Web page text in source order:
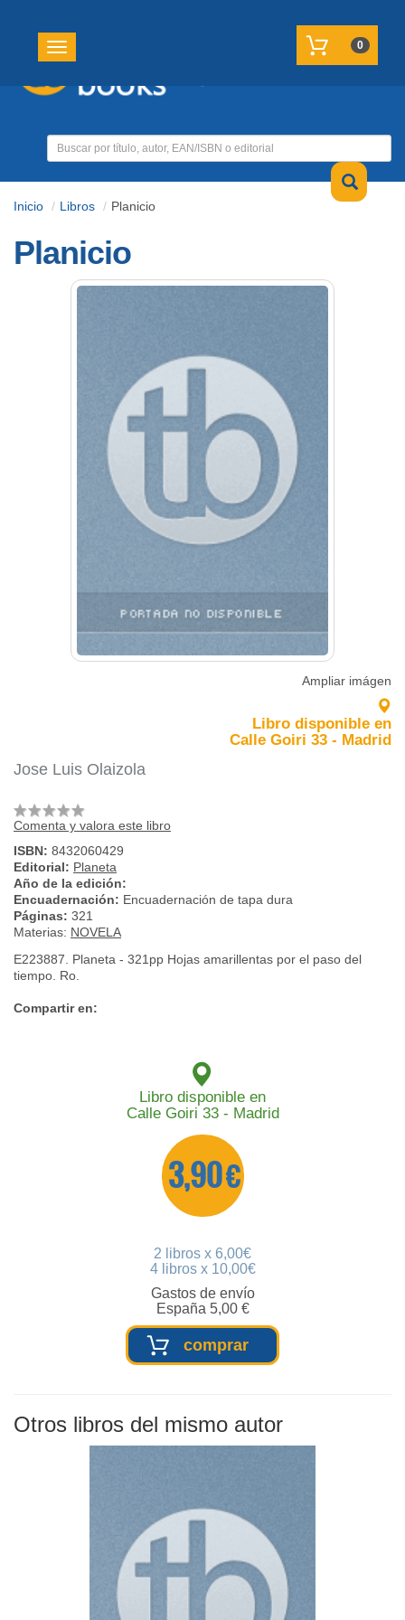
Toggle navigation 0
Inicio Libros Planicio
Planicio
Ampliar imágen
Libro disponible en
Calle Goiri 33 - Madrid
Jose Luis Olaizola
Comenta y valora este libro
ISBN: 8432060429
Editorial: Planeta
Año de la edición:
Encuadernación: Encuadernación de tapa dura
Páginas: 321
Materias: NOVELA
E223887. Planeta - 321pp Hojas amarillentas por el paso del
tiempo. Ro.
Compartir en:
Libro disponible en
Calle Goiri 33 - Madrid
3,90 €
2 libros x 6,00€
4 libros x 10,00€
Gastos de envío
España 5,00 €
comprar
Otros libros del mismo autor